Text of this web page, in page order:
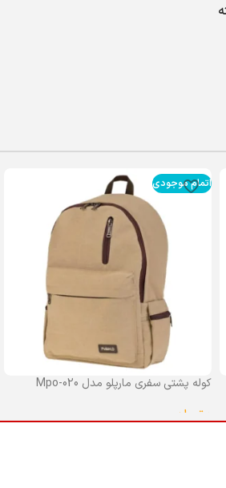
اتمام موجودی
کوله پشتی سفری مارپلو مدل Mpo-020
تومان